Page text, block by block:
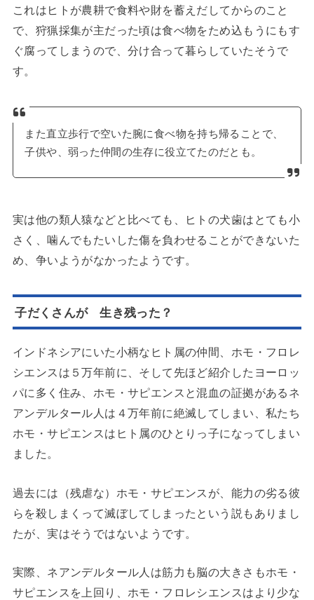
これはヒトが農耕で食料や財を蓄えだしてからのこと
で、狩猟採集が主だった頃は食べ物をため込もうにもす
ぐ腐ってしまうので、分け合って暮らしていたそうで
す。
また直立歩行で空いた腕に食べ物を持ち帰ることで、
子供や、弱った仲間の生存に役立てたのだとも。
実は他の類人猿などと比べても、ヒトの犬歯はとても小
さく、噛んでもたいした傷を負わせることができないた
め、争いようがなかったようです。
子だくさんが 生き残った？
インドネシアにいた小柄なヒト属の仲間、ホモ・フロレ
シエンスは５万年前に、そして先ほど紹介したヨーロッ
パに多く住み、ホモ・サピエンスと混血の証拠があるネ
アンデルタール人は４万年前に絶滅してしまい、私たち
ホモ・サピエンスはヒト属のひとりっ子になってしまい
ました。
過去には（残虐な）ホモ・サピエンスが、能力の劣る彼
らを殺しまくって滅ぼしてしまったという説もありまし
たが、実はそうではないようです。
実際、ネアンデルタール人は筋力も脳の大きさもホモ・
サピエンスを上回り、ホモ・フロレシエンスはより少な